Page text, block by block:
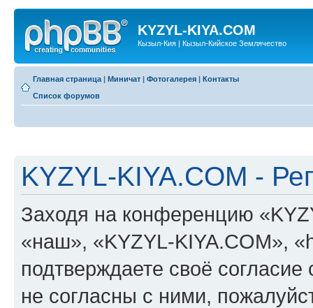
KYZYL-KIYA.COM
Кызыл-Кия | Кызыл-Кийское Землячество
Главная страница | Миничат | Фотогалерея | Контакты
Список форумов
KYZYL-KIYA.COM -
Заходя на конференцию
«наш», «KYZYL-KIYA.COM»,
подтверждаете своё
не согласны с ними,